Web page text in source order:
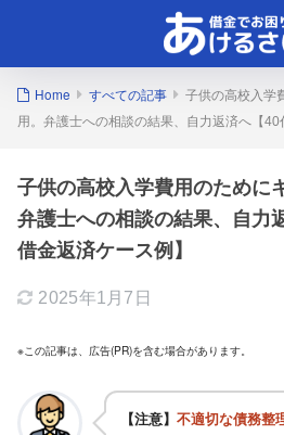
Home すべての記事
子供の高校入学
用。弁護士への相談の結果、自力返済へ【40
子供の高校入学費用のために
弁護士への相談の結果、自力
借金返済ケース例】
2025年1月7日
※この記事は、広告(PR)を含む場合があります。
【注意】 不適切な債務整